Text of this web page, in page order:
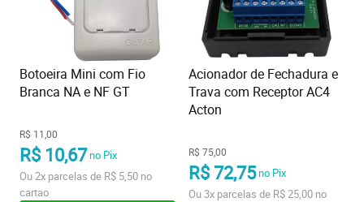
Botoeira Mini com Fio
Branca NA e NF GT
R$ 11,00
R$ 10,67no Pix
Ou2x parcelas de R$ 5,50 no
cartao
Acionador de Fechadura e
Trava com Receptor AC4
Acton
R$ 75,00
R$ 72,75no Pix
Ou3x parcelas de R$ 25,00 no